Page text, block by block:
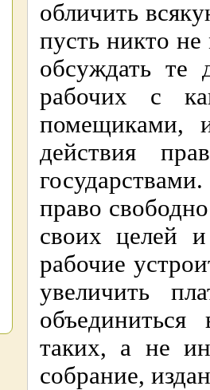
обличить
пусть никто
обсуждать те
рабочих с
помещиками,
действия
право
своих целей
рабочие
увеличить
таких, а не
собрание,